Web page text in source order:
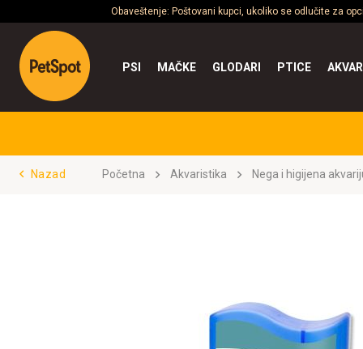
Obaveštenje: Poštovani kupci, ukoliko se odlučite za
PSI MAČKE GLODARI PTICE
Nazad Početna Akvaristika Nega i higijena